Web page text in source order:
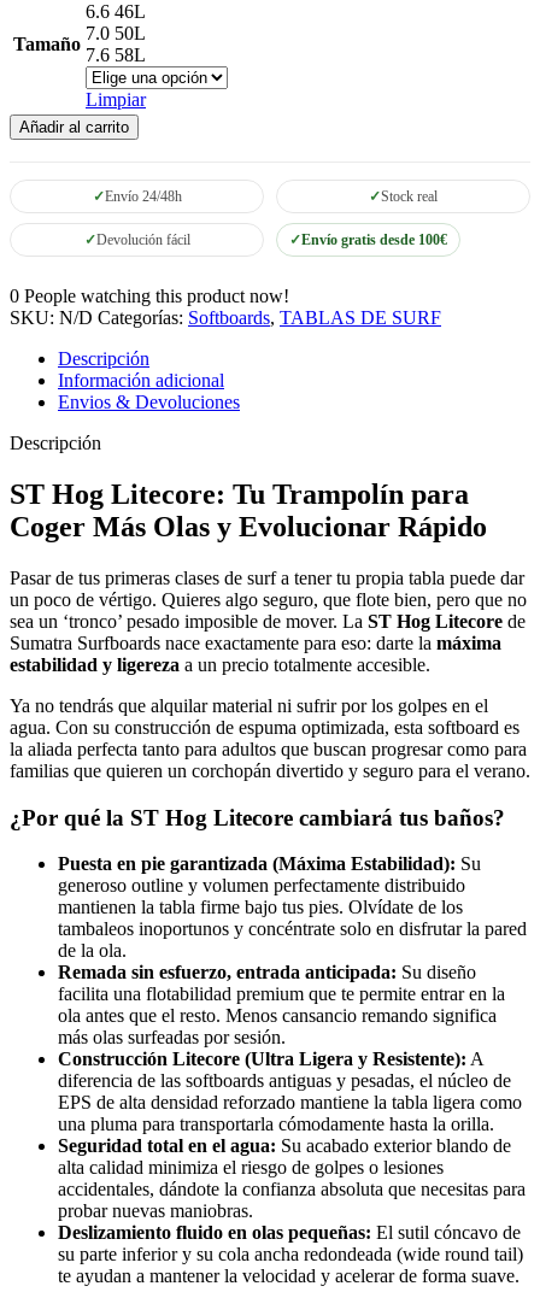
Tamaño
6.6 46L
7.0 50L
7.6 58L
Limpiar
Tabla
de
ST
Hog
Litecore
Ligero
cantidad
Añadir al carrito
Envío 24/48h Stock real
Devolución fácil Envío gratis desde 100€
0 People watching this product now!
SKU: N/D Categorías: Softboards, TABLAS DE SURF
Descripción
Información adicional
Envios & Devoluciones
Descripción
ST Hog Litecore: Tu Trampolín para
Coger Más Olas y Evolucionar Rápido
Pasar de tus primeras clases de surf a tener tu propia tabla puede dar
un poco de vértigo. Quieres algo seguro, que flote bien, pero que no
sea un ‘tronco’ pesado imposible de mover. La ST Hog Litecore de
Sumatra Surfboards nace exactamente para eso: darte la máxima
estabilidad y ligereza a un precio totalmente accesible.
Ya no tendrás que alquilar material ni sufrir por los golpes en el
agua. Con su construcción de espuma optimizada, esta softboard es
la aliada perfecta tanto para adultos que buscan progresar como para
familias que quieren un corchopán divertido y seguro para el verano.
¿Por qué la ST Hog Litecore cambiará tus baños?
Puesta en pie garantizada (Máxima Estabilidad): Su
generoso outline y volumen perfectamente distribuido
mantienen la tabla firme bajo tus pies. Olvídate de los
tambaleos inoportunos y concéntrate solo en disfrutar la pared
de la ola.
Remada sin esfuerzo, entrada anticipada: Su diseño
facilita una flotabilidad premium que te permite entrar en la
ola antes que el resto. Menos cansancio remando significa
más olas surfeadas por sesión.
Construcción Litecore (Ultra Ligera y Resistente): A
diferencia de las softboards antiguas y pesadas, el núcleo de
EPS de alta densidad reforzado mantiene la tabla ligera como
una pluma para transportarla cómodamente hasta la orilla.
Seguridad total en el agua: Su acabado exterior blando de
alta calidad minimiza el riesgo de golpes o lesiones
accidentales, dándote la confianza absoluta que necesitas para
probar nuevas maniobras.
Deslizamiento fluido en olas pequeñas: El sutil cóncavo de
su parte inferior y su cola ancha redondeada (wide round tail)
te ayudan a mantener la velocidad y acelerar de forma suave.